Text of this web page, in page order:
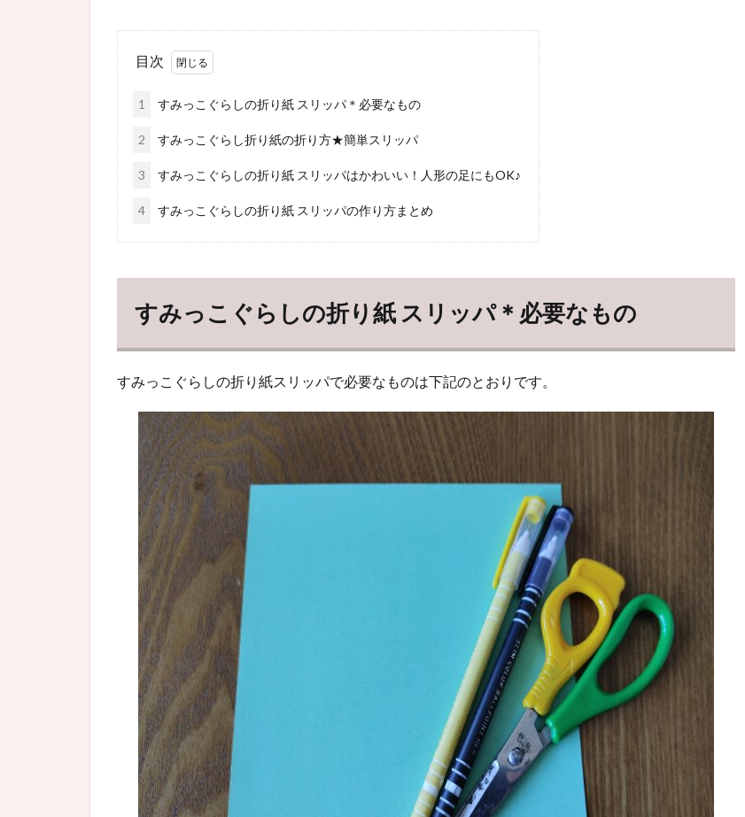
目次
1 すみっこぐらしの折り紙 スリッパ＊必要なもの
2 すみっこぐらし折り紙の折り方★簡単スリッパ
3 すみっこぐらしの折り紙 スリッパはかわいい！人形の足にもOK♪
4 すみっこぐらしの折り紙 スリッパの作り方まとめ
すみっこぐらしの折り紙 スリッパ＊必要なもの
すみっこぐらしの折り紙スリッパで必要なものは下記のとおりです。